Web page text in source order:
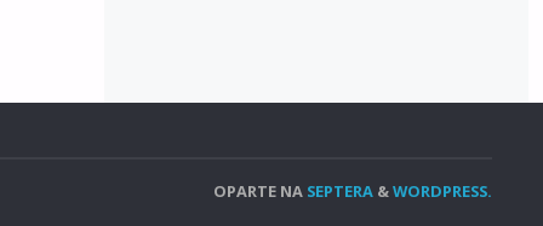
OPARTE NA SEPTERA &WORDPRESS.